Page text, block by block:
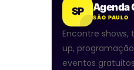
SP Agenda
SÃO PAULO
Encontre
up,
eventos